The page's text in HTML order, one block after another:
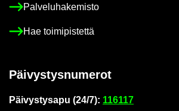
Pal­ve­lu­ha­ke­mis­to
Hae toi­mi­pis­tet­tä
Päi­vys­tys­nu­me­rot
Päi­vys­tys­a­pu (24/7): 116117